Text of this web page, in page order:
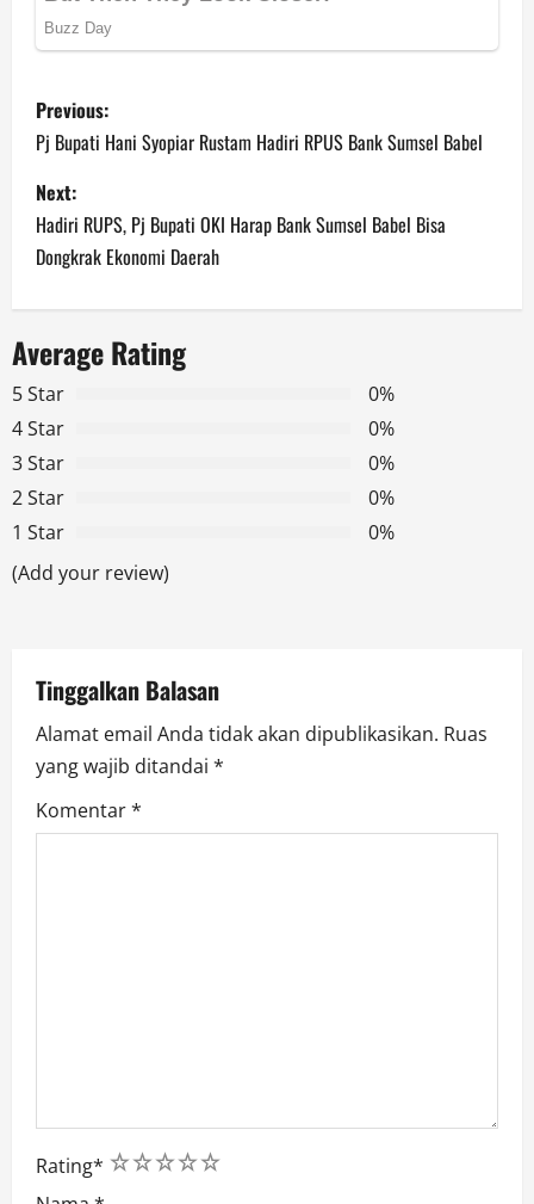
P
o
s
t
n
a
v
i
g
a
o
n
Previous:
Pj Bupati Hani Syopiar Rustam Hadiri RPUS Bank Sumsel Babel
Next:
Hadiri RUPS, Pj Bupati OKI Harap Bank Sumsel Babel Bisa
Dongkrak Ekonomi Daerah
Average Rating
5 Star
0%
4 Star
0%
3 Star
0%
2 Star
0%
1 Star
0%
(Add your review)
Tinggalkan Balasan
Alamat email Anda tidak akan dipublikasikan. Ruas
yang wajib ditandai *
Komentar*
Rating* 5
4
3
2
1